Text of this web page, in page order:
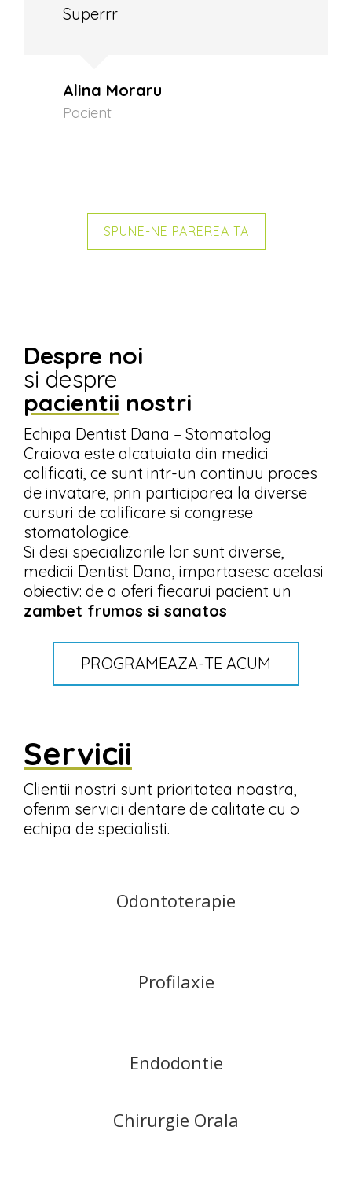
Superrr
Alina Moraru
Pacient
SPUNE-NE PAREREA TA
Despre noi
si despre
pacientii nostri
Echipa Dentist Dana – Stomatolog
Craiova este alcatuiata din medici
calificati, ce sunt intr-un continuu proces
de invatare, prin participarea la diverse
cursuri de calificare si congrese
stomatologice.
Si desi specializarile lor sunt diverse,
medicii Dentist Dana, impartasesc acelasi
obiectiv: de a oferi fiecarui pacient un
zambet frumos si sanatos
PROGRAMEAZA-TE ACUM
Servicii
Clientii nostri sunt prioritatea noastra,
oferim servicii dentare de calitate cu o
echipa de specialisti.
Odontoterapie
Profilaxie
Endodontie
Chirurgie Orala